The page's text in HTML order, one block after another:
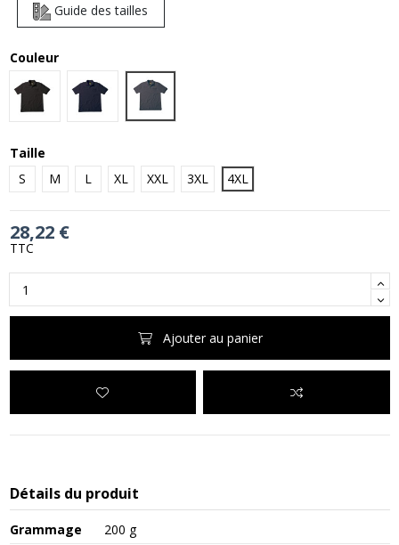
Guide des tailles
Couleur
Black Navy
Dark Grey (Solid)
Taille
S
M L XL XXL 3XL 4XL
28,22 €
TTC
Ajouter au panier
Détails du produit
Grammage 200 g